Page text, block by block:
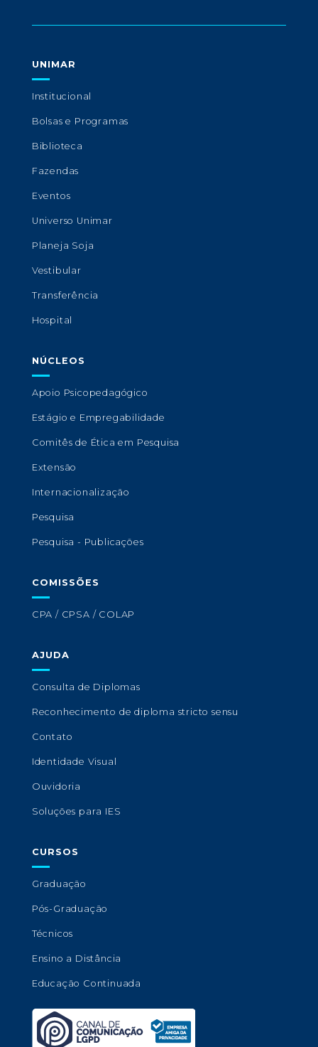
UNIMAR
Institucional
Bolsas e Programas
Biblioteca
Fazendas
Eventos
Universo Unimar
Planeja Soja
Vestibular
Transferência
Hospital
NÚCLEOS
Apoio Psicopedagógico
Estágio e Empregabilidade
Comitês de Ética em Pesquisa
Extensão
Internacionalização
Pesquisa
Pesquisa - Publicações
COMISSÕES
CPA / CPSA / COLAP
AJUDA
Consulta de Diplomas
Reconhecimento de diploma stricto sensu
Contato
Identidade Visual
Ouvidoria
Soluções para IES
CURSOS
Graduação
Pós-Graduação
Técnicos
Ensino a Distância
Educação Continuada